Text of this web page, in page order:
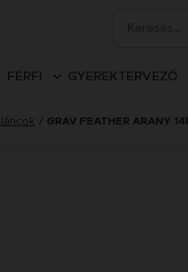
FÉRFI GYEREK TERVEZŐ
GRAV FEATHER ARANY